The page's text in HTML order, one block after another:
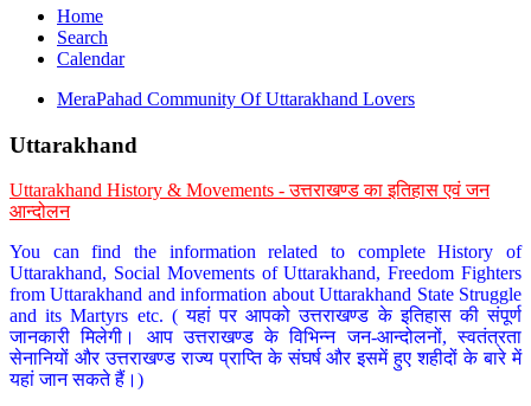
Home
Search
Calendar
MeraPahad Community Of Uttarakhand Lovers
Uttarakhand
Uttarakhand History & Movements - उत्तराखण्ड का इतिहास एवं जन
आन्दोलन
You can find the information related to complete History of
Uttarakhand, Social Movements of Uttarakhand, Freedom Fighters
from Uttarakhand and information about Uttarakhand State Struggle
and its Martyrs etc. ( यहां पर आपको उत्तराखण्ड के इतिहास की संपूर्ण
जानकारी मिलेगी। आप उत्तराखण्ड के विभिन्न जन-आन्दोलनों, स्वतंत्रता
सेनानियों और उत्तराखण्ड राज्य प्राप्ति के संघर्ष और इसमें हुए शहीदों के बारे में
यहां जान सकते हैं।)